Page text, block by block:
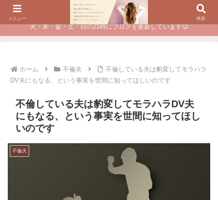
夫に不倫されたつらい経験が、あなたのチャンスに変わるカウンセリング
火・木・金・土・日の21時にブログを更新しています😊
ホーム 不倫夫
不倫している夫は豹変してモラハラ
DV夫にもなる、という事実を世間に知ってほしいのです
不倫している夫は豹変してモラハラDV夫
にもなる、という事実を世間に知ってほし
いのです
不倫夫
メニュー 検索